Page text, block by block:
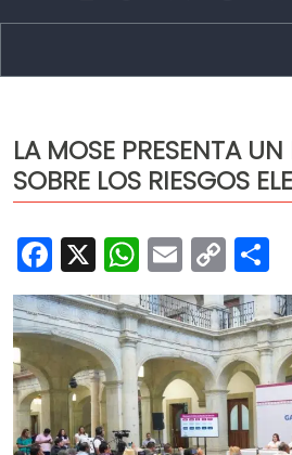
Capital
Policíaca
Cultura
Deportes
Opinión
LA MOSE PRESENTA
SOBRE LOS RIESGOS
Facebook
X Email
Link